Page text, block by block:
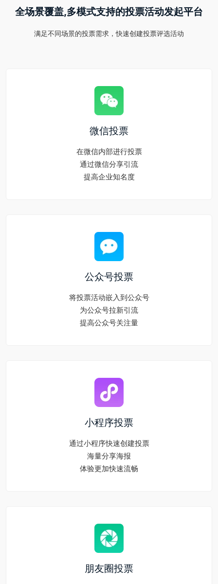
全场景覆盖,多模式支持的投票活动发起平台
满足不同场景的投票需求，快速创建投票评选活动
微信投票
在微信内部进行投票
通过微信分享引流
提高企业知名度
公众号投票
将投票活动嵌入到公众号
为公众号拉新引流
提高公众号关注量
小程序投票
通过小程序快速创建投票
海量分享海报
体验更加快速流畅
朋友圈投票